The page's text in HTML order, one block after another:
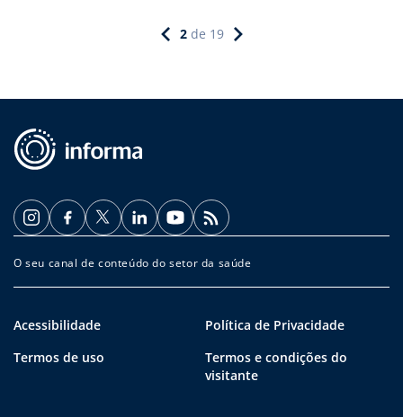
2 de 19
O seu canal de conteúdo do setor da saúde
Acessibilidade
Política de Privacidade
Termos de uso
Termos e condições do
visitante